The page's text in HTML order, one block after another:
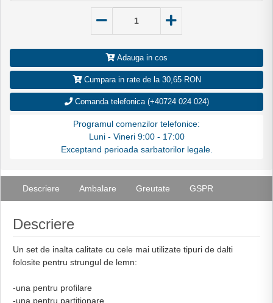
Adauga in cos
Cumpara in rate de la 30,65 RON
Comanda telefonica (+40724 024 024)
Programul comenzilor telefonice:
Luni - Vineri 9:00 - 17:00
Exceptand perioada sarbatorilor legale.
Descriere Ambalare Greutate GSPR
Descriere
Un set de inalta calitate cu cele mai utilizate tipuri de dalti
folosite pentru strungul de lemn:
-una pentru profilare
-una pentru partitionare